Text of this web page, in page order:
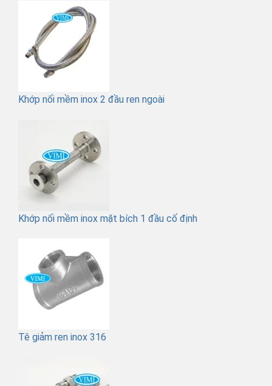
Khớp nối mềm inox 2 đầu ren ngoài
Khớp nối mềm inox mặt bích 1 đầu cố định
Tê giảm ren inox 316